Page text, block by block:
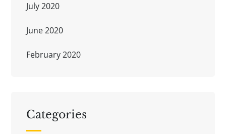
July 2020
June 2020
February 2020
Categories